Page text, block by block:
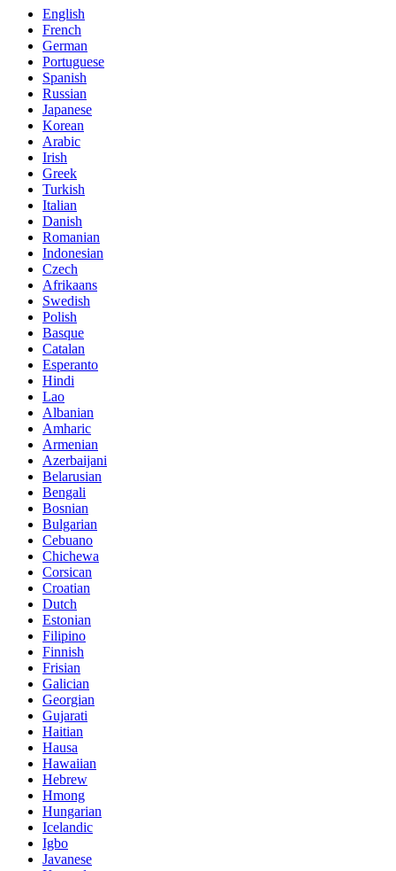
English
French
German
Portuguese
Spanish
Russian
Japanese
Korean
Arabic
Irish
Greek
Turkish
Italian
Danish
Romanian
Indonesian
Czech
Afrikaans
Swedish
Polish
Basque
Catalan
Esperanto
Hindi
Lao
Albanian
Amharic
Armenian
Azerbaijani
Belarusian
Bengali
Bosnian
Bulgarian
Cebuano
Chichewa
Corsican
Croatian
Dutch
Estonian
Filipino
Finnish
Frisian
Galician
Georgian
Gujarati
Haitian
Hausa
Hawaiian
Hebrew
Hmong
Hungarian
Icelandic
Igbo
Javanese